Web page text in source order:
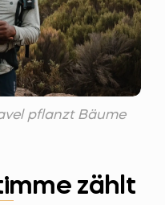
pflanzt Bäume
zählt